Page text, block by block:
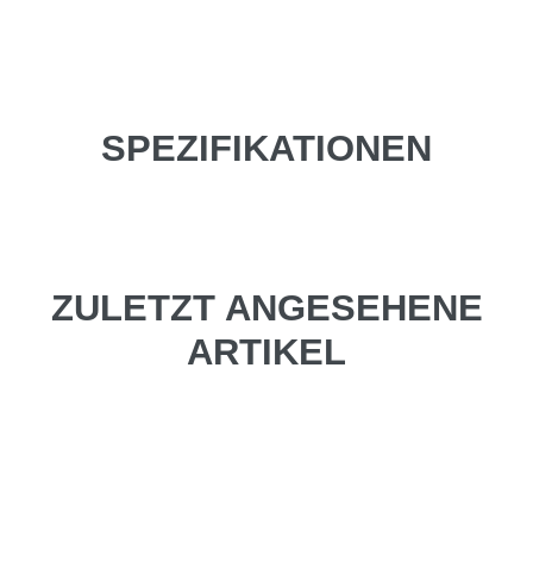
SPEZIFIKATIONEN
ZULETZT ANGESEHENE
ARTIKEL